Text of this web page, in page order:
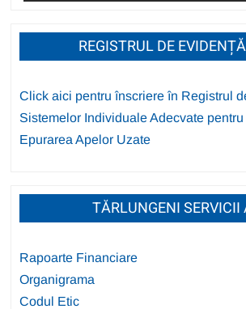
REGISTRUL DE
Click aici pentru înscriere în Registrul
Sistemelor Individuale Adecvate
Epurarea Apelor Uzate
TĂRLUNGENI SERVICII
Rapoarte Financiare
Organigrama
Codul Etic